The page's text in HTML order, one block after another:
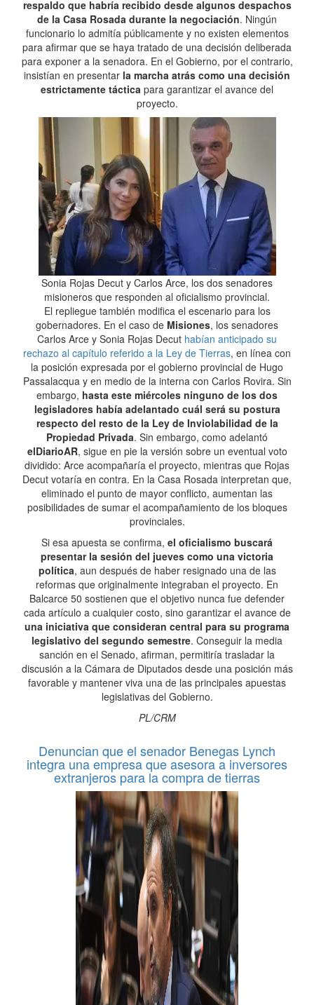
respaldo que habría recibido desde algunos despachos
de la Casa Rosada durante la negociación. Ningún
funcionario lo admitía públicamente y no existen elementos
para afirmar que se haya tratado de una decisión deliberada
para exponer a la senadora. En el Gobierno, por el contrario,
insistían en presentar la marcha atrás como una decisión
estrictamente táctica para garantizar el avance del
proyecto.
Sonia Rojas Decut y Carlos Arce, los dos senadores
misioneros que responden al oficialismo provincial.
El repliegue también modifica el escenario para los
gobernadores. En el caso de Misiones, los senadores
Carlos Arce y Sonia Rojas Decut habían anticipado su
rechazo al capítulo referido a la Ley de Tierras, en línea con
la posición expresada por el gobierno provincial de Hugo
Passalacqua y en medio de la interna con Carlos Rovira. Sin
embargo, hasta este miércoles ninguno de los dos
legisladores había adelantado cuál será su postura
respecto del resto de la Ley de Inviolabilidad de la
Propiedad Privada. Sin embargo, como adelantó
elDiarioAR, sigue en pie la versión sobre un eventual voto
dividido: Arce acompañaría el proyecto, mientras que Rojas
Decut votaría en contra. En la Casa Rosada interpretan que,
eliminado el punto de mayor conflicto, aumentan las
posibilidades de sumar el acompañamiento de los bloques
provinciales.
Si esa apuesta se confirma, el oficialismo buscará
presentar la sesión del jueves como una victoria
política, aun después de haber resignado una de las
reformas que originalmente integraban el proyecto. En
Balcarce 50 sostienen que el objetivo nunca fue defender
cada artículo a cualquier costo, sino garantizar el avance de
una iniciativa que consideran central para su programa
legislativo del segundo semestre. Conseguir la media
sanción en el Senado, afirman, permitiría trasladar la
discusión a la Cámara de Diputados desde una posición más
favorable y mantener viva una de las principales apuestas
legislativas del Gobierno.
PL/CRM
Denuncian que el senador Benegas Lynch
integra una empresa que asesora a inversores
extranjeros para la compra de tierras